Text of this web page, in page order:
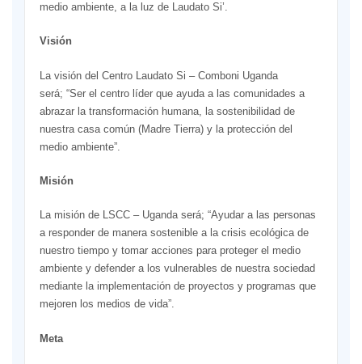
medio ambiente, a la luz de Laudato Si’.
Visión
La visión del Centro Laudato Si – Comboni Uganda
será; “Ser el centro líder que ayuda a las comunidades a
abrazar la transformación humana, la sostenibilidad de
nuestra casa común (Madre Tierra) y la protección del
medio ambiente”.
Misión
La misión de LSCC – Uganda será; “Ayudar a las personas
a responder de manera sostenible a la crisis ecológica de
nuestro tiempo y tomar acciones para proteger el medio
ambiente y defender a los vulnerables de nuestra sociedad
mediante la implementación de proyectos y programas que
mejoren los medios de vida”.
Meta